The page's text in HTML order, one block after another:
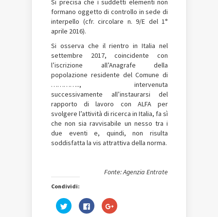
Si precisa che i suddetti elementi non
formano oggetto di controllo in sede di
interpello (cfr. circolare n. 9/E del 1°
aprile 2016).
Si osserva che il rientro in Italia nel
settembre 2017, coincidente con
l’iscrizione all’Anagrafe della
popolazione residente del Comune di
………….., intervenuta
successivamente all’instaurarsi del
rapporto di lavoro con ALFA per
svolgere l’attività di ricerca in Italia, fa sì
che non sia ravvisabile un nesso tra i
due eventi e, quindi, non risulta
soddisfatta la vis attrattiva della norma.
Fonte: Agenzia Entrate
Condividi:
Fai
clic
Fai
clic
Fai
clic